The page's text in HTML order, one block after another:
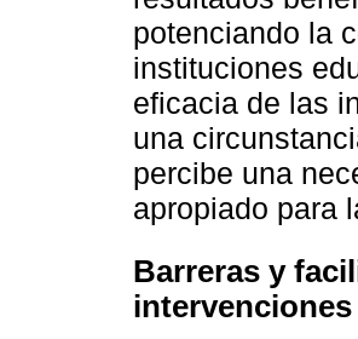
potenciando la
instituciones
eficacia de las
una
percibe una
apropiado para
Barreras y
intervenciones